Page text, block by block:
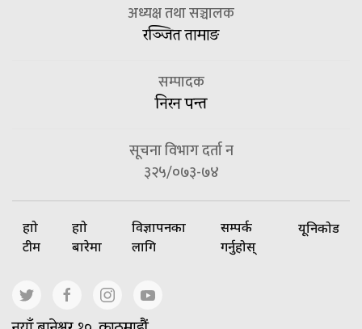
अध्यक्ष तथा सञ्चालक
रञ्जित तामाङ
सम्पादक
निरन पन्त
सूचना विभाग दर्ता न
३२५/०७३-७४
हाम्रो
टीम
हाम्रो
बारेमा
विज्ञापनका
लागि
सम्पर्क
गर्नुहोस्
यूनिकोड